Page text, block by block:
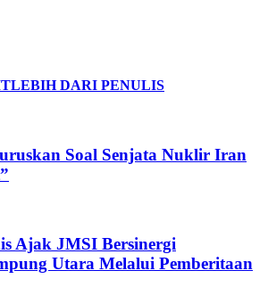
LEBIH DARI PENULIS
Soal Senjata Nuklir Iran
Ajak JMSI Bersinergi
Utara Melalui Pemberitaan